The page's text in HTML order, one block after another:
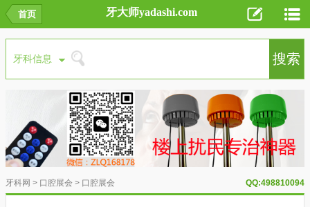
首页 牙大师yadashi.com
牙科网 > 口腔展会 > 口腔展会 QQ:498810094